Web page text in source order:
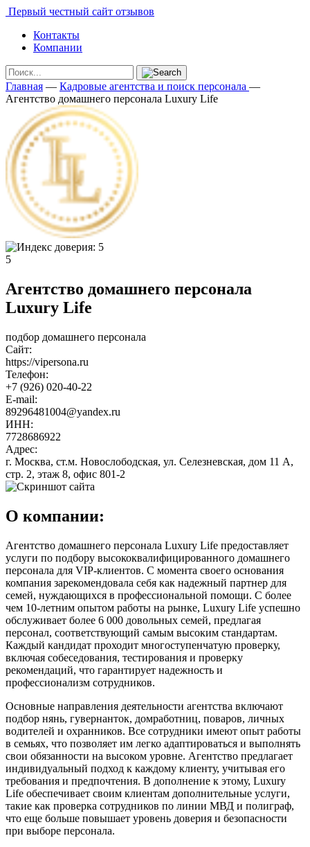
Первый честный сайт отзывов
Контакты
Компании
Главная — Кадровые агентства и поиск персонала —
Агентство домашнего персонала Luxury Life
5
Агентство домашнего персонала
Luxury Life
подбор домашнего персонала
Сайт:
https://vipersona.ru
Телефон:
+7 (926) 020-40-22
E-mail:
89296481004@yandex.ru
ИНН:
7728686922
Адрес:
г. Москва, ст.м. Новослободская, ул. Селезневская, дом 11 А,
стр. 2, этаж 8, офис 801-2
О компании:
Агентство домашнего персонала Luxury Life предоставляет
услуги по подбору высококвалифицированного домашнего
персонала для VIP-клиентов. С момента своего основания
компания зарекомендовала себя как надежный партнер для
семей, нуждающихся в профессиональной помощи. С более
чем 10-летним опытом работы на рынке, Luxury Life успешно
обслуживает более 6 000 довольных семей, предлагая
персонал, соответствующий самым высоким стандартам.
Каждый кандидат проходит многоступенчатую проверку,
включая собеседования, тестирования и проверку
рекомендаций, что гарантирует надежность и
профессионализм сотрудников.
Основные направления деятельности агентства включают
подбор нянь, гувернанток, домработниц, поваров, личных
водителей и охранников. Все сотрудники имеют опыт работы
в семьях, что позволяет им легко адаптироваться и выполнять
свои обязанности на высоком уровне. Агентство предлагает
индивидуальный подход к каждому клиенту, учитывая его
требования и предпочтения. В дополнение к этому, Luxury
Life обеспечивает своим клиентам дополнительные услуги,
такие как проверка сотрудников по линии МВД и полиграф,
что еще больше повышает уровень доверия и безопасности
при выборе персонала.